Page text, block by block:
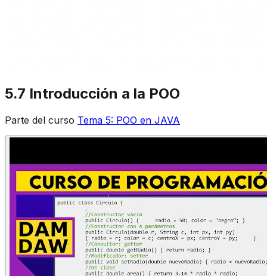
5.7 Introducción a la POO
Parte del curso Tema 5: POO en JAVA